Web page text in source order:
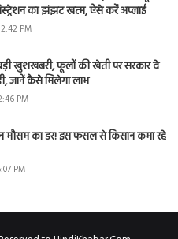
का झंझट खत्म, ऐसे करें अप्लाई
PM
खुशखबरी, फूलों की खेती पर सरकार दे
जानें कैसे मिलेगा लाभ
PM
मौसम का डर! इस फसल से किसान कमा रहे
PM